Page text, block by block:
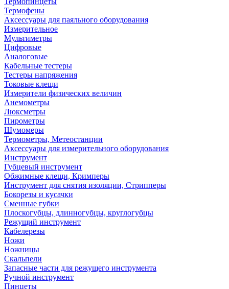
Термофены
Аксессуары для паяльного оборудования
Измерительное
Мультиметры
Цифровые
Аналоговые
Кабельные тестеры
Тестеры напряжения
Токовые клещи
Измерители физических величин
Анемометры
Люксметры
Пирометры
Шумомеры
Термометры, Метеостанции
Аксессуары для измерительного оборудования
Инструмент
Губцевый инструмент
Обжимные клещи, Кримперы
Инструмент для снятия изоляции, Стрипперы
Бокорезы и кусачки
Сменные губки
Плоскогубцы, длинногубцы, круглогубцы
Режущий инструмент
Кабелерезы
Ножи
Ножницы
Скальпели
Запасные части для режущего инструмента
Ручной инструмент
Пинцеты